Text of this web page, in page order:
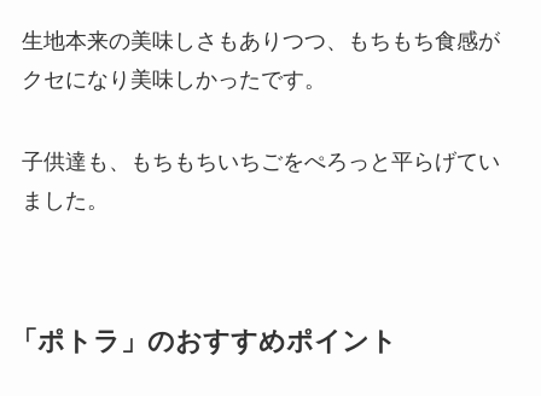
生地本来の美味しさもありつつ、もちもち食感が
クセになり美味しかったです。
子供達も、もちもちいちごをぺろっと平らげてい
ました。
「ポトラ」のおすすめポイント